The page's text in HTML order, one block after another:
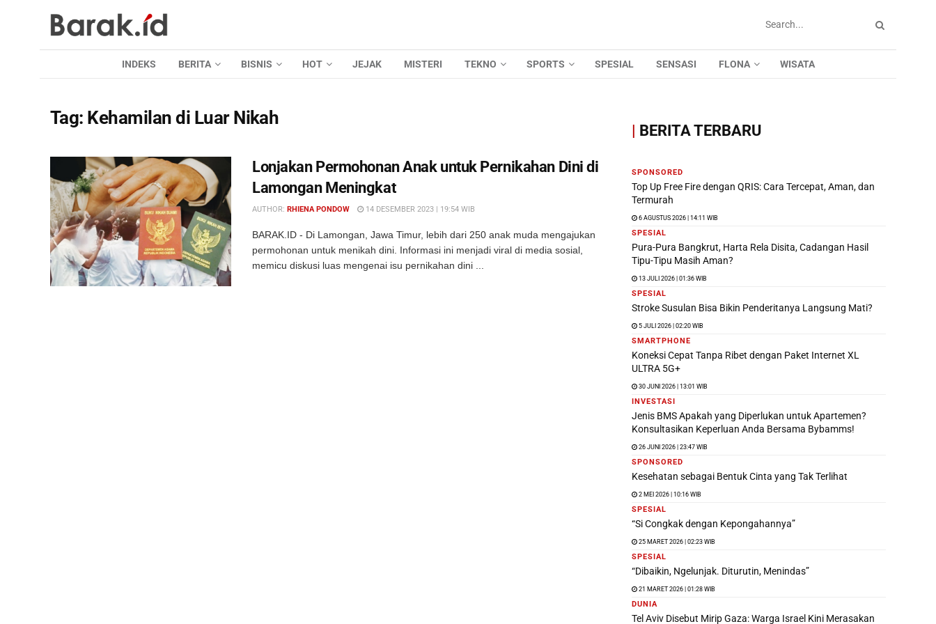
INDEKS BERITA BISNIS HOT JEJAK MISTERI TEKNO SPORTS SPESIAL SENSASI FLONA WISATA
Tag: Kehamilan di Luar Nikah
Lonjakan Permohonan Anak untuk Pernikahan Dini di
Lamongan Meningkat
AUTHOR: RHIENA PONDOW 14 DESEMBER 2023 | 19:54 WIB
BARAK.ID - Di Lamongan, Jawa Timur, lebih dari 250 anak muda mengajukan
permohonan untuk menikah dini. Informasi ini menjadi viral di media sosial,
memicu diskusi luas mengenai isu pernikahan dini ...
| BERITA TERBARU
SPONSORED
Top Up Free Fire dengan QRIS: Cara Tercepat, Aman, dan
Termurah
6 AGUSTUS 2026 | 14:11 WIB
SPESIAL
Pura-Pura Bangkrut, Harta Rela Disita, Cadangan Hasil
Tipu-Tipu Masih Aman?
13 JULI 2026 | 01:36 WIB
SPESIAL
Stroke Susulan Bisa Bikin Penderitanya Langsung Mati?
5 JULI 2026 | 02:20 WIB
SMARTPHONE
Koneksi Cepat Tanpa Ribet dengan Paket Internet XL
ULTRA 5G+
30 JUNI 2026 | 13:01 WIB
INVESTASI
Jenis BMS Apakah yang Diperlukan untuk Apartemen?
Konsultasikan Keperluan Anda Bersama Bybamms!
26 JUNI 2026 | 23:47 WIB
SPONSORED
Kesehatan sebagai Bentuk Cinta yang Tak Terlihat
2 MEI 2026 | 10:16 WIB
SPESIAL
“Si Congkak dengan Kepongahannya”
25 MARET 2026 | 02:23 WIB
SPESIAL
“Dibaikin, Ngelunjak. Diturutin, Menindas”
21 MARET 2026 | 01:28 WIB
DUNIA
Tel Aviv Disebut Mirip Gaza: Warga Israel Kini Merasakan